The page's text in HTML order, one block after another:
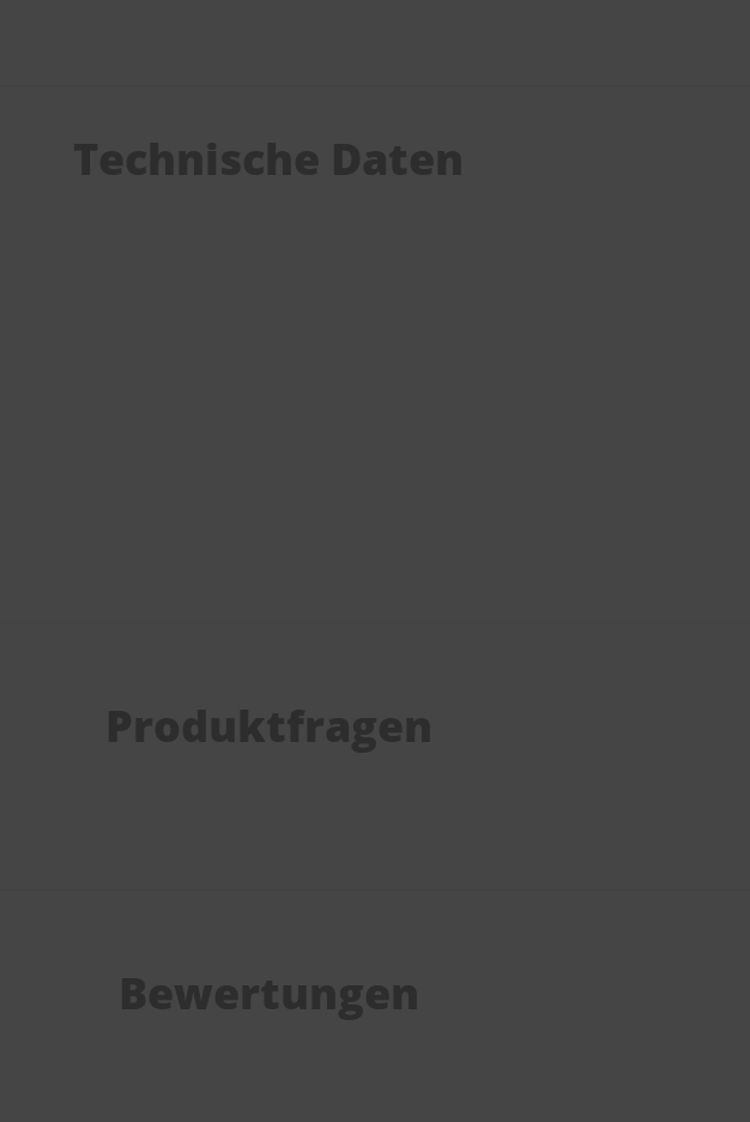
Technische Daten
Produktfragen
Bewertungen